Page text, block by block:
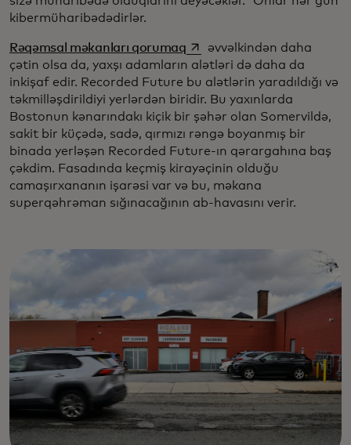
kibermüharibədədirlər.
Rəqəmsal məkanları qorumaqopens in a new tab
əvvəlkindən daha
çətin olsa da, yaxşı adamların alətləri də daha da
inkişaf edir. Recorded Future bu alətlərin yaradıldığı və
təkmilləşdirildiyi yerlərdən biridir. Bu yaxınlarda
Bostonun kənarındakı kiçik bir şəhər olan Somervildə,
sakit bir küçədə, sadə, qırmızı rəngə boyanmış bir
binada yerləşən Recorded Future-ın qərargahına baş
çəkdim. Fasadında keçmiş kirayəçinin olduğu
camaşırxananın işarəsi var və bu, məkana
superqəhrəman sığınacağının ab-havasını verir.